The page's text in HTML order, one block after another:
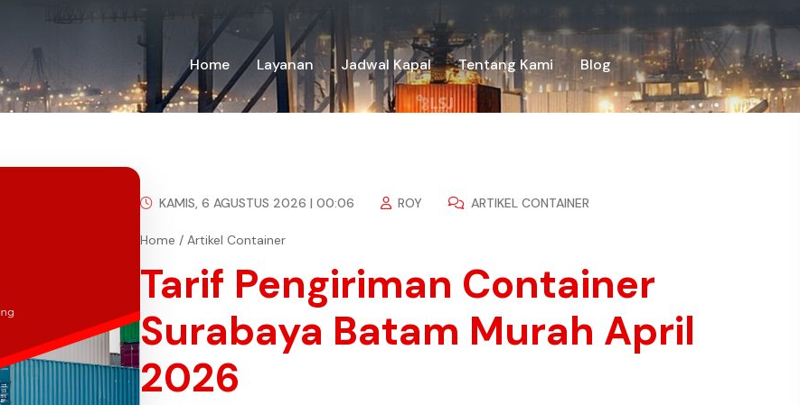
Home Layanan Jadwal Kapal Tentang Kami Blog
KAMIS, 6 AGUSTUS 2026 | 00:06 ROY ARTIKEL CONTAINER
Home / Artikel Container
Tarif Pengiriman Container
Surabaya Batam Murah April
2026